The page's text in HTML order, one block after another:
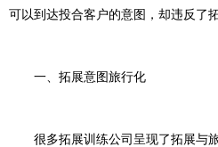
可以到达投合客户的意图，却违反了
一、拓展意图旅行化
很多拓展训练公司呈现了拓展与